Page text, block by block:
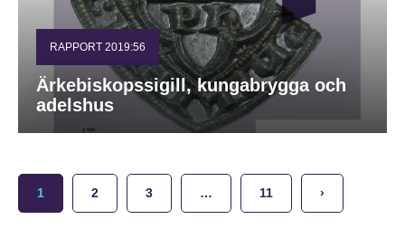
RAPPORT 2019:56
Ärkebiskopssigill, kungabrygga och
adelshus
1 2 3 … 11 ›